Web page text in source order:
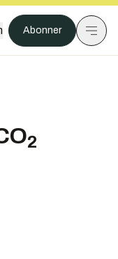
Abonner
2